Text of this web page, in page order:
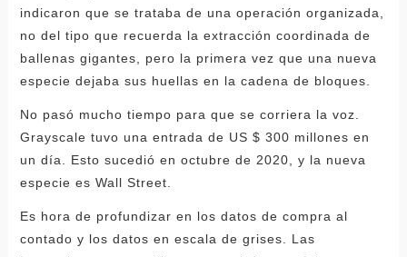
indicaron que se trataba de una operación organizada,
no del tipo que recuerda la extracción coordinada de
ballenas gigantes, pero la primera vez que una nueva
especie dejaba sus huellas en la cadena de bloques.
No pasó mucho tiempo para que se corriera la voz.
Grayscale tuvo una entrada de US $ 300 millones en
un día. Esto sucedió en octubre de 2020, y la nueva
especie es Wall Street.
Es hora de profundizar en los datos de compra al
contado y los datos en escala de grises. Las